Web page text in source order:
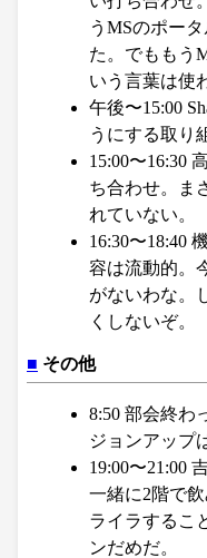
うMSのポー
た。でももう
いう言葉は使
午後〜15:00
うにする取り
15:00〜16:30
ち合わせ。ま
れていない。
16:30〜18:40
容は流動的。
がないわな。
くしないぞ。
■ その他
8:50 部会終わ
ジョンアップ
19:00〜21:00
一緒に2階で
ライラするこ
ンだめだ。